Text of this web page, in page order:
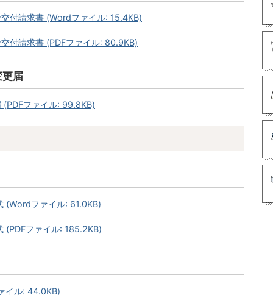
付請求書 (Wordファイル: 15.4KB)
付請求書 (PDFファイル: 80.9KB)
届
(PDFファイル: 99.8KB)
(Wordファイル: 61.0KB)
(PDFファイル: 185.2KB)
イル: 44.0KB)